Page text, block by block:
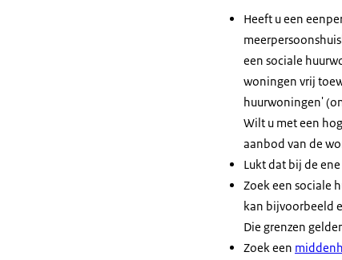
Heeft u een
een sociale
woningen vrij
huurwoningen'
Wilt u met een
aanbod van de
Lukt dat bij de
Zoek een sociale
kan bijvoorbeeld
Die grenzen
Zoek een